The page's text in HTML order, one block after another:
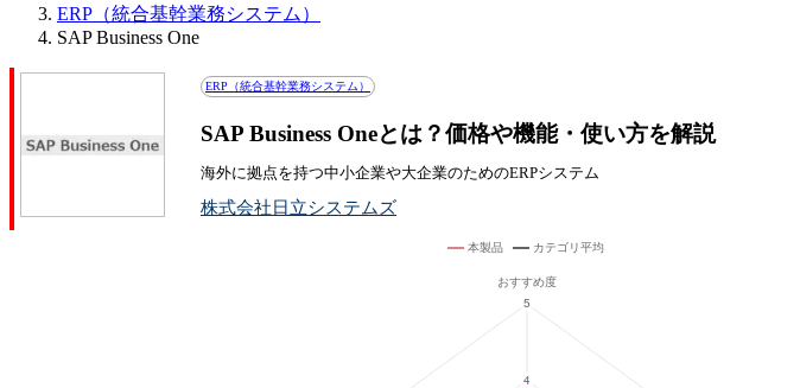
ERP（統合基幹業務システム）
SAP Business One
ERP（統合基幹業務システム）
SAP Business Oneとは？価格や機能・使い方を解説
海外に拠点を持つ中小企業や大企業のためのERPシステム
株式会社日立システムズ